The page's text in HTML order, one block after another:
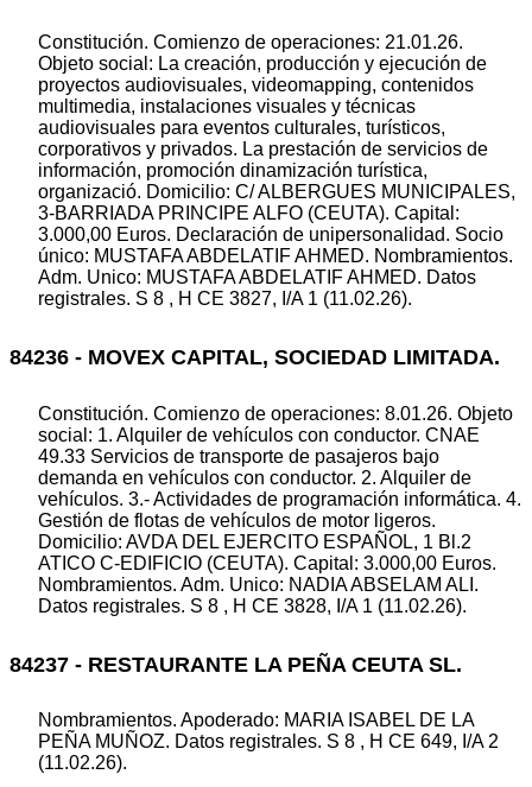
Constitución. Comienzo de operaciones: 21.01.26.
Objeto social: La creación, producción y ejecución de
proyectos audiovisuales, videomapping, contenidos
multimedia, instalaciones visuales y técnicas
audiovisuales para eventos culturales, turísticos,
corporativos y privados. La prestación de servicios de
información, promoción dinamización turística,
organizació. Domicilio: C/ ALBERGUES MUNICIPALES,
3-BARRIADA PRINCIPE ALFO (CEUTA). Capital:
3.000,00 Euros. Declaración de unipersonalidad. Socio
único: MUSTAFA ABDELATIF AHMED. Nombramientos.
Adm. Unico: MUSTAFA ABDELATIF AHMED. Datos
registrales. S 8 , H CE 3827, I/A 1 (11.02.26).
84236 - MOVEX CAPITAL, SOCIEDAD LIMITADA.
Constitución. Comienzo de operaciones: 8.01.26. Objeto
social: 1. Alquiler de vehículos con conductor. CNAE
49.33 Servicios de transporte de pasajeros bajo
demanda en vehículos con conductor. 2. Alquiler de
vehículos. 3.- Actividades de programación informática. 4.
Gestión de flotas de vehículos de motor ligeros.
Domicilio: AVDA DEL EJERCITO ESPAÑOL, 1 Bl.2
ATICO C-EDIFICIO (CEUTA). Capital: 3.000,00 Euros.
Nombramientos. Adm. Unico: NADIA ABSELAM ALI.
Datos registrales. S 8 , H CE 3828, I/A 1 (11.02.26).
84237 - RESTAURANTE LA PEÑA CEUTA SL.
Nombramientos. Apoderado: MARIA ISABEL DE LA
PEÑA MUÑOZ. Datos registrales. S 8 , H CE 649, I/A 2
(11.02.26).